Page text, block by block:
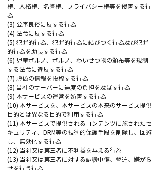
権、人格権、名誉権、プライバシー権等を侵害する行
為
(3) 公序良俗に反する行為
(4) 法令に反する行為
(5) 犯罪的行為、犯罪的行為に結びつく行為及び犯罪
的行為を助長する行為
(6) 児童ポルノ、ポルノ、わいせつ物の頒布等を規制
する法令に違反する行為
(7) 虚偽の情報を投稿する行為
(8) 当社のサーバーに過度の負担を及ぼす行為
(9) 本サービスの運営を妨害する行為
(10) 本サービスを、本サービスの本来のサービス提供
目的とは異なる目的で利用する行為
(11) 本サービスで提供されるコンテンツに施されたセ
キュリティ、DRM等の技術的保護手段を削除し、回避
し、無効化する行為
(12) 当社又は第三者に不利益を与える行為
(13) 当社又は第三者に対する誹謗中傷、脅迫、嫌がら
せを行う行為